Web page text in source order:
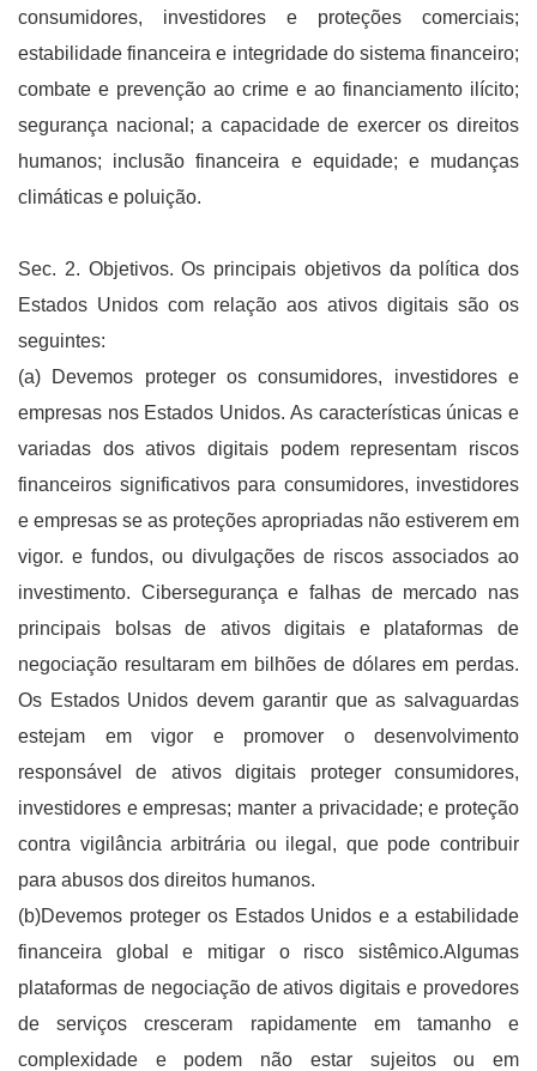
consumidores, investidores e proteções comerciais;
estabilidade financeira e integridade do sistema financeiro;
combate e prevenção ao crime e ao financiamento ilícito;
segurança nacional; a capacidade de exercer os direitos
humanos; inclusão financeira e equidade; e mudanças
climáticas e poluição.
Sec. 2. Objetivos. Os principais objetivos da política dos
Estados Unidos com relação aos ativos digitais são os
seguintes:
(a) Devemos proteger os consumidores, investidores e
empresas nos Estados Unidos. As características únicas e
variadas dos ativos digitais podem representam riscos
financeiros significativos para consumidores, investidores
e empresas se as proteções apropriadas não estiverem em
vigor. e fundos, ou divulgações de riscos associados ao
investimento. Cibersegurança e falhas de mercado nas
principais bolsas de ativos digitais e plataformas de
negociação resultaram em bilhões de dólares em perdas.
Os Estados Unidos devem garantir que as salvaguardas
estejam em vigor e promover o desenvolvimento
responsável de ativos digitais proteger consumidores,
investidores e empresas; manter a privacidade; e proteção
contra vigilância arbitrária ou ilegal, que pode contribuir
para abusos dos direitos humanos.
(b)Devemos proteger os Estados Unidos e a estabilidade
financeira global e mitigar o risco sistêmico.Algumas
plataformas de negociação de ativos digitais e provedores
de serviços cresceram rapidamente em tamanho e
complexidade e podem não estar sujeitos ou em